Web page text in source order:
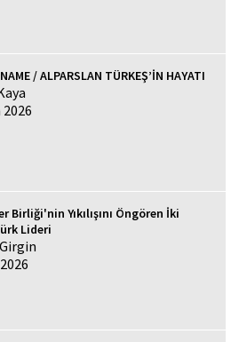
/ ALPARSLAN TÜRKEŞ’İN HAYATI
Birliği'nin Yıkılışını Öngören İki
Lideri